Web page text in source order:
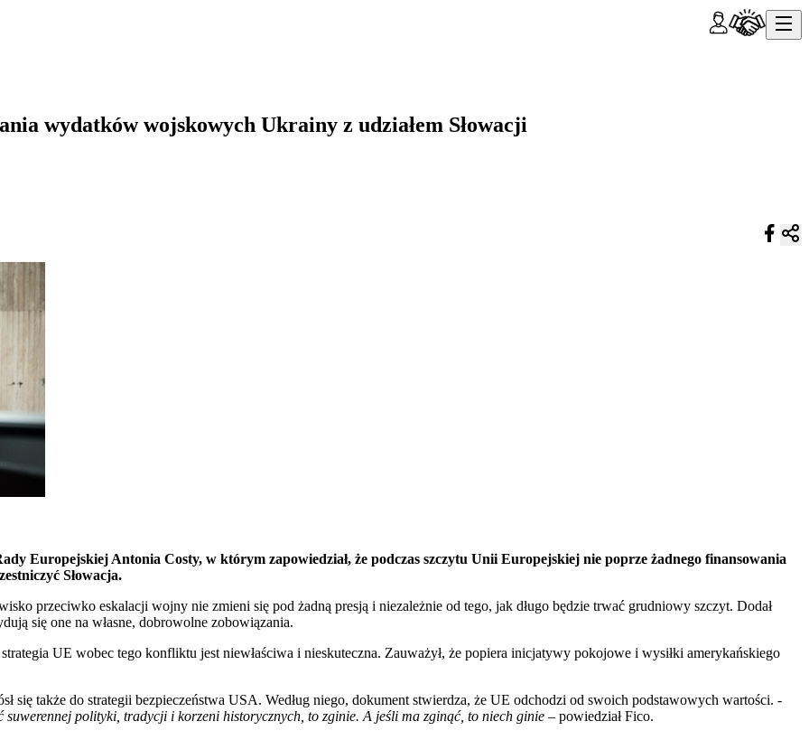
wydatków wojskowych Ukrainy z udziałem Słowacji
Europejskiej Antonia Costy, w którym zapowiedział, że podczas szczytu Unii Europejskiej nie poprze żadnego finansowania
Słowacja.
przeciwko eskalacji wojny nie zmieni się pod żadną presją i niezależnie od tego, jak długo będzie trwać grudniowy szczyt. Dodał
się one na własne, dobrowolne zobowiązania.
UE wobec tego konfliktu jest niewłaściwa i nieskuteczna. Zauważył, że popiera inicjatywy pokojowe i wysiłki amerykańskiego
się także do strategii bezpieczeństwa USA. Według niego, dokument stwierdza, że UE odchodzi od swoich podstawowych wartości. -
polityki, tradycji i korzeni historycznych, to zginie. A jeśli ma zginąć, to niech ginie – powiedział Fico.